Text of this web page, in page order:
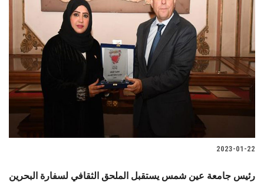
2023-01-22
رئيس جامعة عين شمس يستقبل الملحق الثقافي لسفارة البحرين